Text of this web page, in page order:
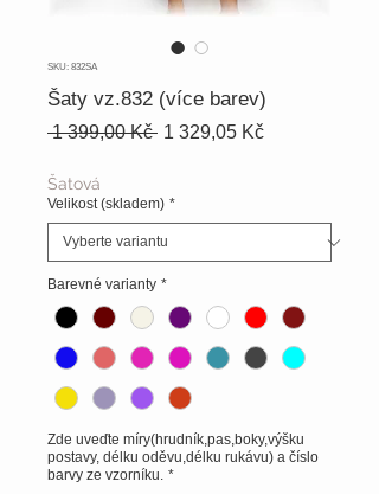
SKU: 832SA
Šaty vz.832 (více barev)
1 399,00 Kč Běžná
1 329,05 KčZvýhodněná
Šatová
Velikost (skladem) *
Barevné varianty *
Zde uveďte míry(hrudník,pas,boky,výšku
postavy, délku oděvu,délku rukávu) a číslo
barvy ze vzorníku. *